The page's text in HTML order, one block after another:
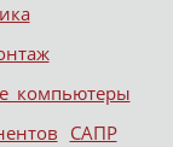
компьютеры
САПР